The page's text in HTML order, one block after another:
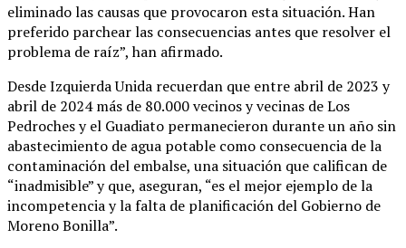
eliminado las causas que provocaron esta situación. Han
preferido parchear las consecuencias antes que resolver el
problema de raíz”, han afirmado.
Desde Izquierda Unida recuerdan que entre abril de 2023 y
abril de 2024 más de 80.000 vecinos y vecinas de Los
Pedroches y el Guadiato permanecieron durante un año sin
abastecimiento de agua potable como consecuencia de la
contaminación del embalse, una situación que califican de
“inadmisible” y que, aseguran, “es el mejor ejemplo de la
incompetencia y la falta de planificación del Gobierno de
Moreno Bonilla”.